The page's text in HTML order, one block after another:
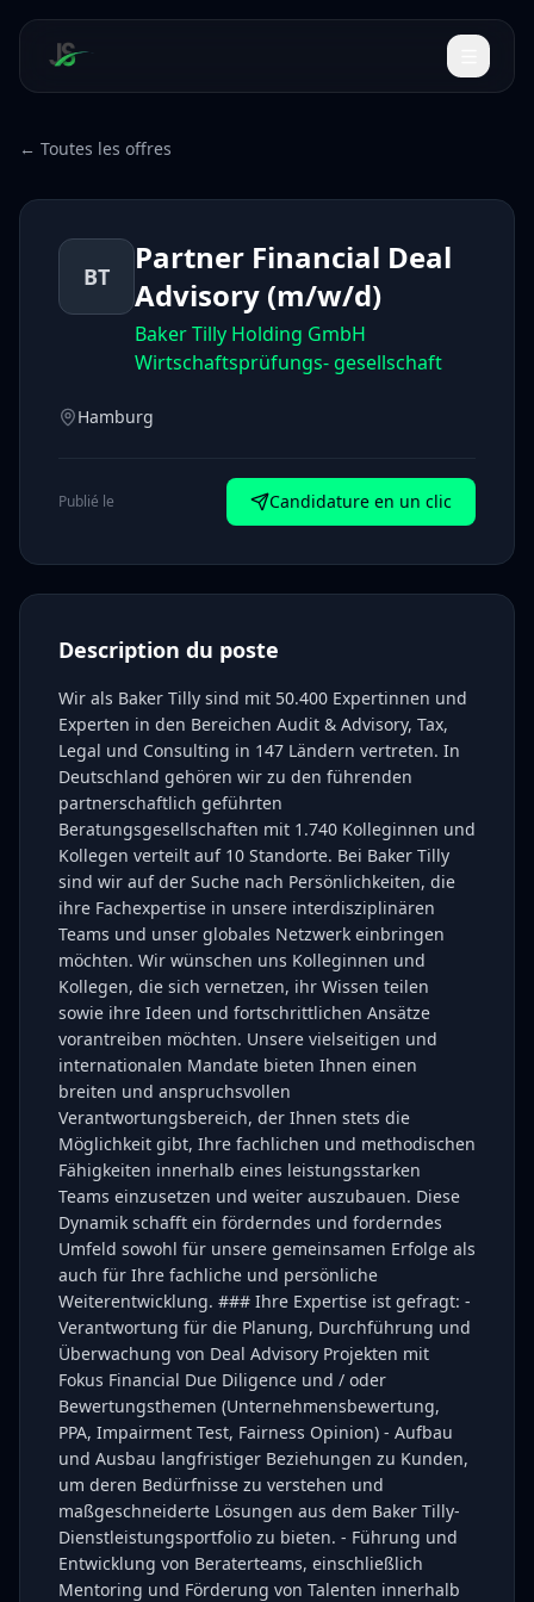
← Toutes les offres
BT
Partner Financial Deal
Advisory (m/w/d)
Baker Tilly Holding GmbH
Wirtschaftsprüfungs- gesellschaft
Hamburg
Publié le Candidature en un clic
Description du poste
Wir als Baker Tilly sind mit 50.400 Expertinnen und
Experten in den Bereichen Audit & Advisory, Tax,
Legal und Consulting in 147 Ländern vertreten. In
Deutschland gehören wir zu den führenden
partnerschaftlich geführten
Beratungsgesellschaften mit 1.740 Kolleginnen und
Kollegen verteilt auf 10 Standorte. Bei Baker Tilly
sind wir auf der Suche nach Persönlichkeiten, die
ihre Fachexpertise in unsere interdisziplinären
Teams und unser globales Netzwerk einbringen
möchten. Wir wünschen uns Kolleginnen und
Kollegen, die sich vernetzen, ihr Wissen teilen
sowie ihre Ideen und fortschrittlichen Ansätze
vorantreiben möchten. Unsere vielseitigen und
internationalen Mandate bieten Ihnen einen
breiten und anspruchsvollen
Verantwortungsbereich, der Ihnen stets die
Möglichkeit gibt, Ihre fachlichen und methodischen
Fähigkeiten innerhalb eines leistungsstarken
Teams einzusetzen und weiter auszubauen. Diese
Dynamik schafft ein förderndes und forderndes
Umfeld sowohl für unsere gemeinsamen Erfolge als
auch für Ihre fachliche und persönliche
Weiterentwicklung. ### Ihre Expertise ist gefragt: -
Verantwortung für die Planung, Durchführung und
Überwachung von Deal Advisory Projekten mit
Fokus Financial Due Diligence und / oder
Bewertungsthemen (Unternehmensbewertung,
PPA, Impairment Test, Fairness Opinion) - Aufbau
und Ausbau langfristiger Beziehungen zu Kunden,
um deren Bedürfnisse zu verstehen und
maßgeschneiderte Lösungen aus dem Baker Tilly-
Dienstleistungsportfolio zu bieten. - Führung und
Entwicklung von Beraterteams, einschließlich
Mentoring und Förderung von Talenten innerhalb